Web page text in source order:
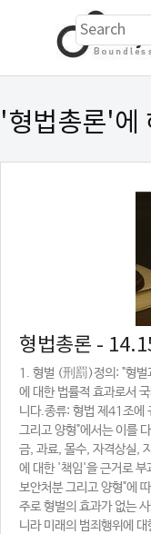
'형법총론'에
형법총론 -
1. 형벌 (刑罰)정의: "형벌
에 대한 법률적 효과로서
니다.종류: 형법 제41조에
그리고 양형"에서는 이를
금, 과료, 몰수, 자격상실,
에 대한 '책임'을 근거로
보안처분 그리고 양형"에
주로 형벌의 효과가 없는
니라 미래의 범죄행위에